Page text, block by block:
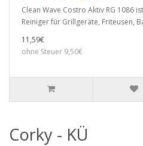
Clean Wave Costro Aktiv RG 1086
Reiniger für Grillgeräte, Friteusen,
11,59€
ohne Steuer 9,50€
Corky - KÜ